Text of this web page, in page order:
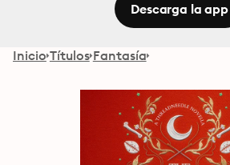
Descarga la app
Inicio Títulos Fantasía